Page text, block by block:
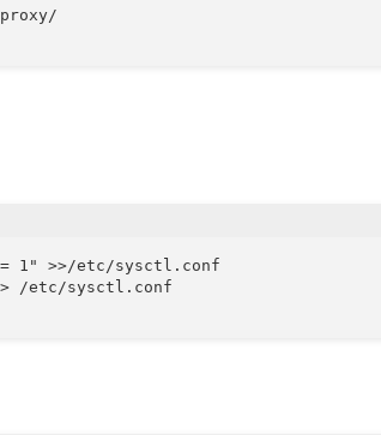
1" >>/etc/sysctl.conf
/etc/sysctl.conf